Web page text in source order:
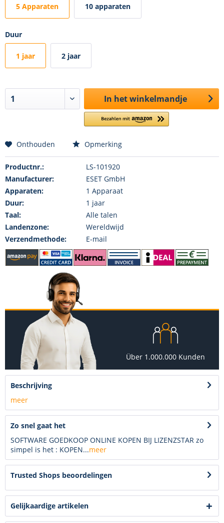
5 Apparaten 10 apparaten
Duur
1 jaar 2 jaar
In het winkelmandje
Onthouden Opmerking
Productnr.:
LS-101920
Manufacturer:
ESET GmbH
Apparaten:
1 Apparaat
Duur:
1 jaar
Taal:
Alle talen
Landenzone:
Wereldwijd
Verzendmethode:
E-mail
Über 1.000.000 Kunden
Beschrijving
meer
Zo snel gaat het
SOFTWARE GOEDKOOP ONLINE KOPEN BIJ LIZENZSTAR zo
simpel is het : KOPEN...meer
Trusted Shops beoordelingen
Gelijkaardige artikelen